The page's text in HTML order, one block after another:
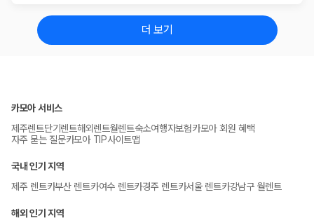
더 보기
카모아 서비스
제주렌트단기렌트해외렌트월렌트숙소여행자보험카모아 회원 혜택
자주 묻는 질문카모아 TIP사이트맵
국내 인기 지역
제주 렌트카부산 렌트카여수 렌트카경주 렌트카서울 렌트카강남구 월렌트
해외 인기 지역